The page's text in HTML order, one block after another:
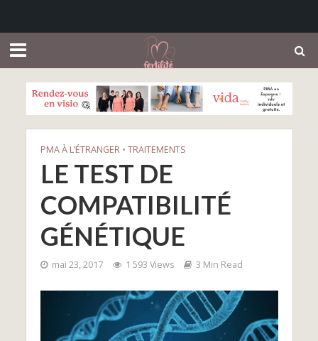
PMA À L’ÉTRANGER • TRAITEMENTS
LE TEST DE
COMPATIBILITÉ
GÉNÉTIQUE
mai 23, 2017 1 593 Views 3 Min Read